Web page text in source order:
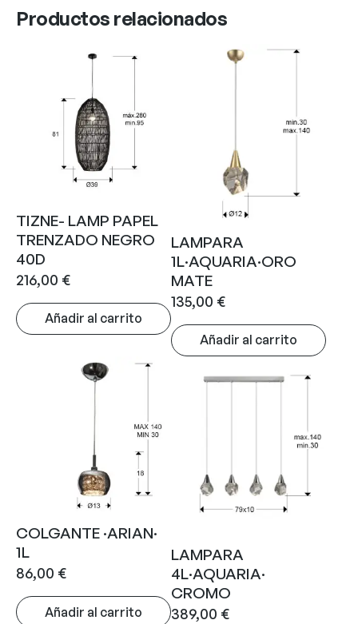
Productos relacionados
TIZNE- LAMP PAPEL
TRENZADO NEGRO
40D
216,00 €
Añadir al carrito
LAMPARA
1L·AQUARIA·ORO
MATE
135,00 €
Añadir al carrito
COLGANTE ·ARIAN·
1L
86,00 €
Añadir al carrito
LAMPARA
4L·AQUARIA·
CROMO
389,00 €